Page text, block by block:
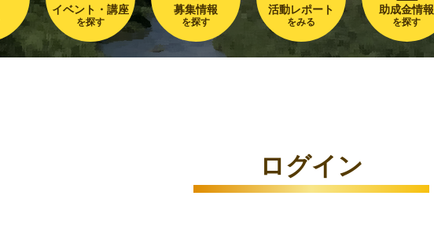
イベント・講座
を探す
募集情報
を探す
活動レポート
をみる
助成金情報
を探す
ログイン